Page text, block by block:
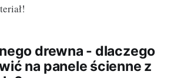
drewna - dlaczego
na panele ścienne z